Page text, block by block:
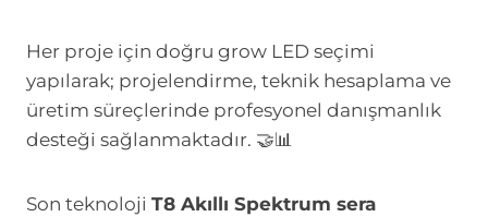
Her proje için doğru grow LED seçimi
yapılarak; projelendirme, teknik hesaplama ve
üretim süreçlerinde profesyonel danışmanlık
desteği sağlanmaktadır. 🤝📊
Son teknoloji T8 Akıllı Spektrum sera